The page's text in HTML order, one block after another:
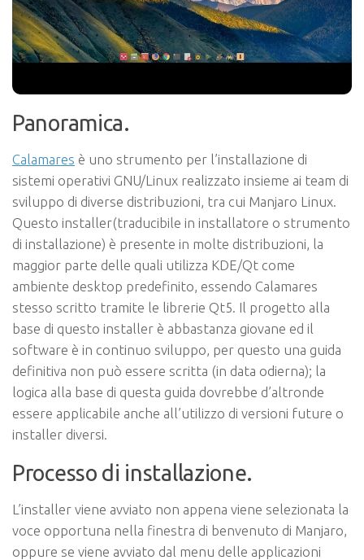
Panoramica.
Calamares è uno strumento per l’installazione di
sistemi operativi GNU/Linux realizzato insieme ai team di
sviluppo di diverse distribuzioni, tra cui Manjaro Linux.
Questo installer(traducibile in installatore o strumento
di installazione) è presente in molte distribuzioni, la
maggior parte delle quali utilizza KDE/Qt come
ambiente desktop predefinito, essendo Calamares
stesso scritto tramite le librerie Qt5. Il progetto alla
base di questo installer è abbastanza giovane ed il
software è in continuo sviluppo, per questo una guida
definitiva non può essere scritta (in data odierna); la
logica alla base di questa guida dovrebbe d’altronde
essere applicabile anche all’utilizzo di versioni future o
installer diversi.
Processo di installazione.
L’installer viene avviato non appena viene selezionata la
voce opportuna nella finestra di benvenuto di Manjaro,
oppure se viene avviato dal menu delle applicazioni